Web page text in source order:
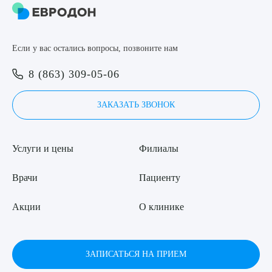
Если у вас остались вопросы, позвоните нам
8 (863) 309-05-06
ЗАКАЗАТЬ ЗВОНОК
Услуги и цены
Врачи
Акции
Филиалы
Пациенту
О клинике
ЗАПИСАТЬСЯ НА ПРИЕМ